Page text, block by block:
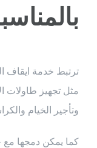
ترتبط خدمة ايقاف
مثل تجهيز طاولات
وتأجير الخيام
كما يمكن دمجها مع